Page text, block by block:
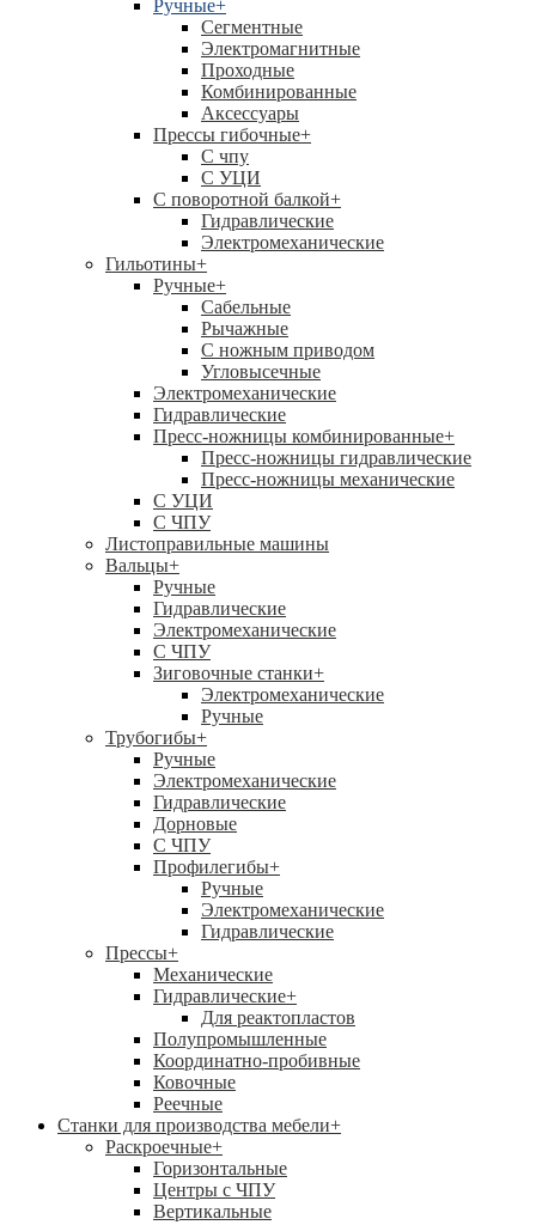
Ручные+
Сегментные
Электромагнитные
Проходные
Комбинированные
Аксессуары
Прессы гибочные+
C чпу
С УЦИ
С поворотной балкой+
Гидравлические
Электромеханические
Гильотины+
Ручные+
Сабельные
Рычажные
С ножным приводом
Угловысечные
Электромеханические
Гидравлические
Пресс-ножницы комбинированные+
Пресс-ножницы гидравлические
Пресс-ножницы механические
С УЦИ
С ЧПУ
Листоправильные машины
Вальцы+
Ручные
Гидравлические
Электромеханические
С ЧПУ
Зиговочные станки+
Электромеханические
Ручные
Трубогибы+
Ручные
Электромеханические
Гидравлические
Дорновые
С ЧПУ
Профилегибы+
Ручные
Электромеханические
Гидравлические
Прессы+
Механические
Гидравлические+
Для реактопластов
Полупромышленные
Координатно-пробивные
Ковочные
Реечные
Станки для производства мебели+
Раскроечные+
Горизонтальные
Центры с ЧПУ
Вертикальные